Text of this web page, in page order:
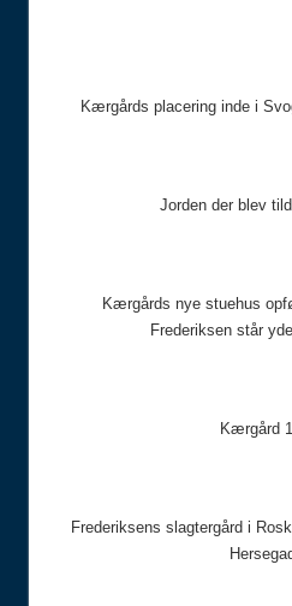
Kærgårds placering inde i
Jorden der blev
Kærgårds nye stuehus
Frederiksen står
Kærgård
Frederiksens slagtergård i